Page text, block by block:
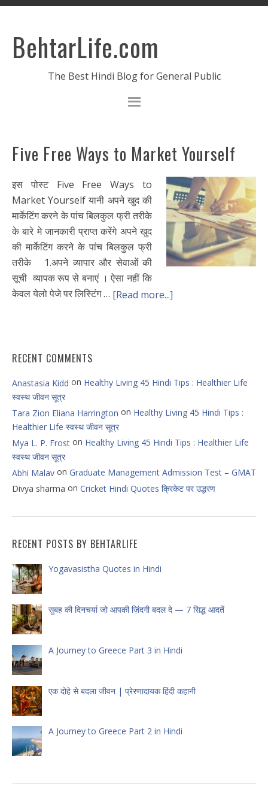
BehtarLife.com
The Best Hindi Blog for General Public
Five Free Ways to Market Yourself
इस पोस्ट Five Free Ways to
Market Yourself यानी अपने खुद की
मार्केटिंग करने के पांच बिलकुल फ्री तरीके
के बारे मे जानकारी प्राप्त करेंगे अपने खुद
की मार्केटिंग करने के पांच बिलकुल फ्री
तरीके 1.अपने व्यापार और सेवाओं की
सूची व्यापक रूप से बनाएं । ऐसा नहीं कि
केवल येलो पेजे पर लिस्टिंग … [Read more...]
RECENT COMMENTS
Anastasia Kidd on Healthy Living 45 Hindi Tips : Healthier Life
स्वस्थ जीवन सूत्र
Tara Zion Eliana Harrington on Healthy Living 45 Hindi Tips :
Healthier Life स्वस्थ जीवन सूत्र
Mya L. P. Frost on Healthy Living 45 Hindi Tips : Healthier Life
स्वस्थ जीवन सूत्र
Abhi Malav on Graduate Management Admission Test – GMAT
Divya sharma on Cricket Hindi Quotes क्रिकेट पर उद्धरण
RECENT POSTS BY BEHTARLIFE
Yogavasistha Quotes in Hindi
सुबह की दिनचर्या जो आपकी ज़िंदगी बदल दे — 7 सिद्ध आदतें
A Journey to Greece Part 3 in Hindi
एक दोहे से बदला जीवन | प्रेरणादायक हिंदी कहानी
A Journey to Greece Part 2 in Hindi